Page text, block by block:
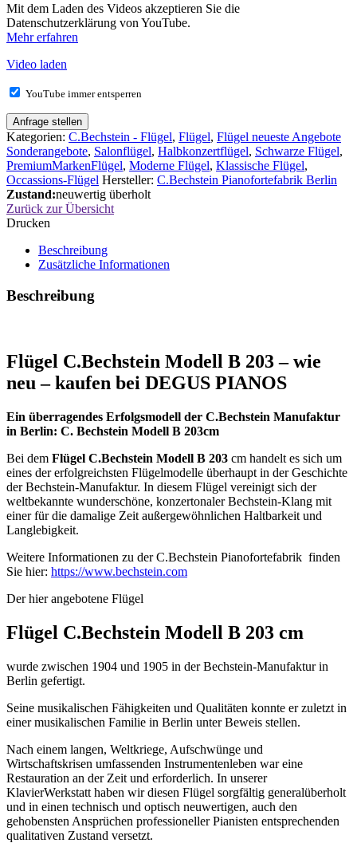
Mit dem Laden des Videos akzeptieren Sie die
Datenschutzerklärung von YouTube.
Mehr erfahren
Video laden
YouTube immer entsperren
Anfrage stellen
Kategorien: C.Bechstein - Flügel, Flügel, Flügel neueste Angebote
Sonderangebote, Salonflügel, Halbkonzertflügel, Schwarze Flügel,
PremiumMarkenFlügel, Moderne Flügel, Klassische Flügel,
Occassions-Flügel Hersteller: C.Bechstein Pianofortefabrik Berlin
Zustand:neuwertig überholt
Zurück zur Übersicht
Drucken
Beschreibung
Zusätzliche Informationen
Beschreibung
Flügel C.Bechstein Modell B 203 – wie
neu – kaufen bei DEGUS PIANOS
Ein überragendes Erfolgsmodell der C.Bechstein Manufaktur
in Berlin: C. Bechstein Modell B 203cm
Bei dem Flügel C.Bechstein Modell B 203 cm handelt es sich um
eines der erfolgreichsten Flügelmodelle überhaupt in der Geschichte
der Bechstein-Manufaktur. In diesem Flügel vereinigt sich der
weltbekannte wunderschöne, konzertonaler Bechstein-Klang mit
einer für die damalige Zeit außergewöhnlichen Haltbarkeit und
Langlebigkeit.
Weitere Informationen zu der C.Bechstein Pianofortefabrik finden
Sie hier: https://www.bechstein.com
Der hier angebotene Flügel
Flügel C.Bechstein Modell B 203 cm
wurde zwischen 1904 und 1905 in der Bechstein-Manufaktur in
Berlin gefertigt.
Seine musikalischen Fähigkeiten und Qualitäten konnte er zuletzt in
einer musikalischen Familie in Berlin unter Beweis stellen.
Nach einem langen, Weltkriege, Aufschwünge und
Wirtschaftskrisen umfassenden Instrumentenleben war eine
Restauration an der Zeit und erforderlich. In unserer
KlavierWerkstatt haben wir diesen Flügel sorgfältig generalüberholt
und in einen technisch und optisch neuwertigen, auch den
gehobensten Ansprüchen professioneller Pianisten entsprechenden
qualitativen Zustand versetzt.